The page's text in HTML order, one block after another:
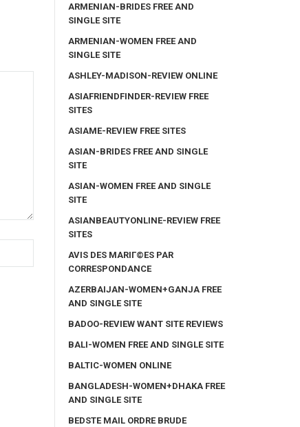
ARMENIAN-BRIDES FREE AND
SINGLE SITE
ARMENIAN-WOMEN FREE AND
SINGLE SITE
ASHLEY-MADISON-REVIEW ONLINE
ASIAFRIENDFINDER-REVIEW FREE
SITES
ASIAME-REVIEW FREE SITES
ASIAN-BRIDES FREE AND SINGLE
SITE
ASIAN-WOMEN FREE AND SINGLE
SITE
ASIANBEAUTYONLINE-REVIEW FREE
SITES
AVIS DES MARIГ©ES PAR
CORRESPONDANCE
AZERBAIJAN-WOMEN+GANJA FREE
AND SINGLE SITE
BADOO-REVIEW WANT SITE REVIEWS
BALI-WOMEN FREE AND SINGLE SITE
BALTIC-WOMEN ONLINE
BANGLADESH-WOMEN+DHAKA FREE
AND SINGLE SITE
BEDSTE MAIL ORDRE BRUDE